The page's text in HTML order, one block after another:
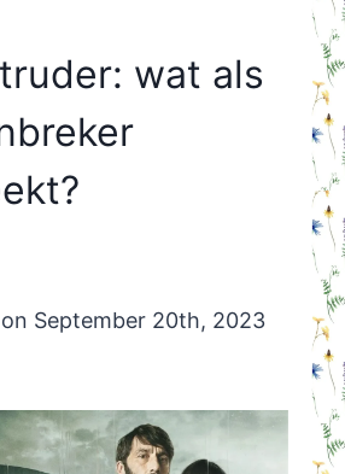
wat als
September 20th, 2023